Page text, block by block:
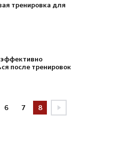
тренировка для
после тренировок
6 7 8